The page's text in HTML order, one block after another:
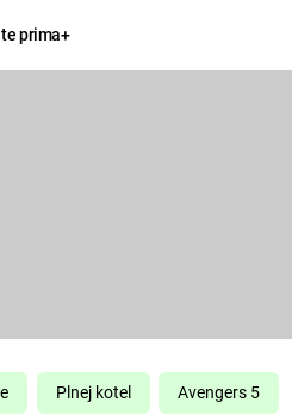
prima+
KOMEDIE
CHUCK
Plnej kotel Avengers 5